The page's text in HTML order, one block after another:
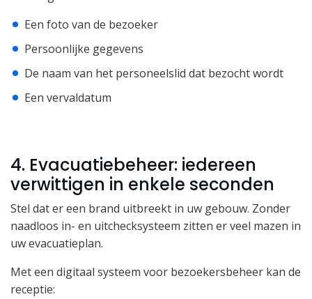
Een foto van de bezoeker
Persoonlijke gegevens
De naam van het personeelslid dat bezocht wordt
Een vervaldatum
4. Evacuatiebeheer: iedereen
verwittigen in enkele seconden
Stel dat er een brand uitbreekt in uw gebouw. Zonder
naadloos in- en uitchecksysteem zitten er veel mazen in
uw evacuatieplan.
Met een digitaal systeem voor bezoekersbeheer kan de
receptie: